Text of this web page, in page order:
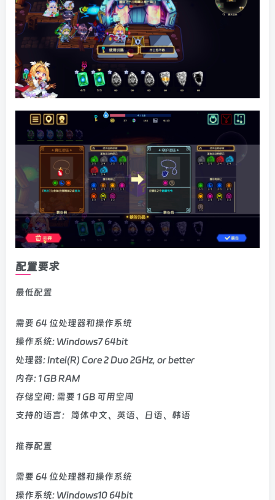
配置要求
最低配置
需要 64 位处理器和操作系统
操作系统: Windows7 64bit
处理器: Intel(R) Core 2 Duo 2GHz, or better
内存: 1 GB RAM
存储空间: 需要 1 GB 可用空间
支持的语言：简体中文、英语、日语、韩语
推荐配置
需要 64 位处理器和操作系统
操作系统: Windows10 64bit